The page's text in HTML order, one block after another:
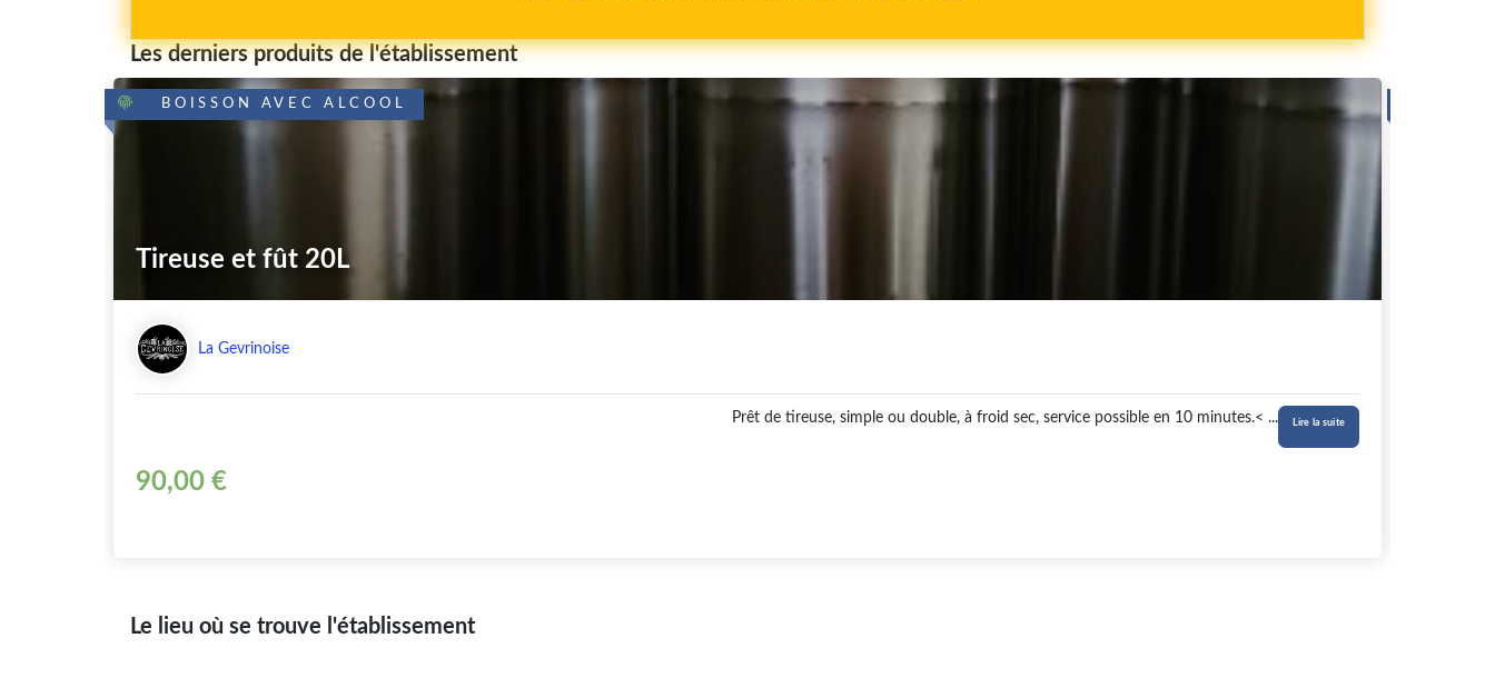
Les derniers produits de l'établissement
BOISSON AVEC ALCOOL
Tireuse et fût 20L
La Gevrinoise
Prêt de tireuse, simple ou double, à froid sec, service possible en 10 minutes.< ... Lire la suite
90,00 €
Le lieu où se trouve l'établissement